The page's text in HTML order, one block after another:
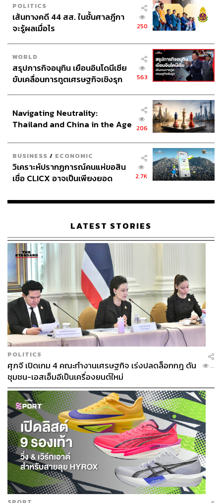
The Park Lane Hong Kong, a Pullman Hotel
Location:
Budget:เริ่มต้น 7,600 บาทต่อห้องต่อคืน
Facebook:
www.facebook.com/theparklanehongkong
Instagram:www.instagram.com/theparklanehongkong
Website:www.parklane.com.hk
Map:https://maps.app.goo.gl/bMDmTbYjoMsWTLaq5
ภาพ: พลอยจันทร์ สุขคง
TAGS: Hong Kong The Park Lane Hong Kong
537
POLITICS
เส้นทางคดี 44 สส. ในชั้นศาลฎีกา
จะรู้ผลเมื่อไร
250
WORLD
สรุปภารกิจอนุทิน เยือนอินโดนีเซีย
ขับเคลื่อนการทูตเศรษฐกิจเชิงรุก
563
Navigating Neutrality:
Thailand and China in the Age
206
BUSINESS / ECONOMIC
วิเคราะห์ปรากฏการณ์คนแห่ขอสิน
เชื่อ CLICX อาจเป็นเพียงยอด
เรือนไทยที่ถูกซุกไว้
2.7K
LATEST STORIES
POLITICS
ศุภจี เปิดเกม 4 คณะทำงานเศรษฐกิจ เร่งปลดล็อกกฎ ดัน
ชุมชน-เอสเอ็มอีเป็นเครื่องยนต์ใหม่
...